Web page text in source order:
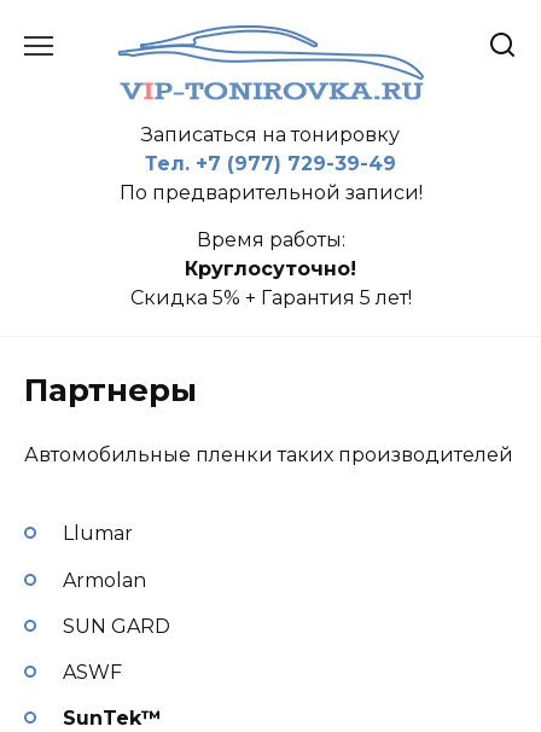
Записаться на тонировку
Тел. +7 (977) 729-39-49
По предварительной записи!
Время работы:
Круглосуточно!
Скидка 5% + Гарантия 5 лет!
Партнеры
Автомобильные пленки таких производителей
Llumar
Armolan
SUN GARD
ASWF
SunTek™